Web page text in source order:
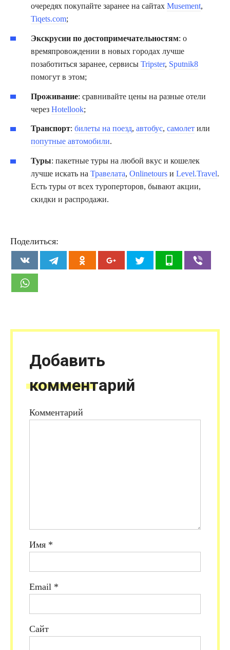
очередях покупайте заранее на сайтах Musement,
Tiqets.com;
Экскрусии по достопримечательностям: о
времяпровождении в новых городах лучше
позаботиться заранее, сервисы Tripster, Sputnik8
помогут в этом;
Проживание: сравнивайте цены на разные отели
через Hotellook;
Транспорт: билеты на поезд, автобус, самолет или
попутные автомобили.
Туры: пакетные туры на любой вкус и кошелек
лучше искать на Травелата, Onlinetours и Level.Travel.
Есть туры от всех туроперторов, бывают акции,
скидки и распродажи.
Поделиться:
Добавить
комментарий
Комментарий
Имя *
Email *
Сайт